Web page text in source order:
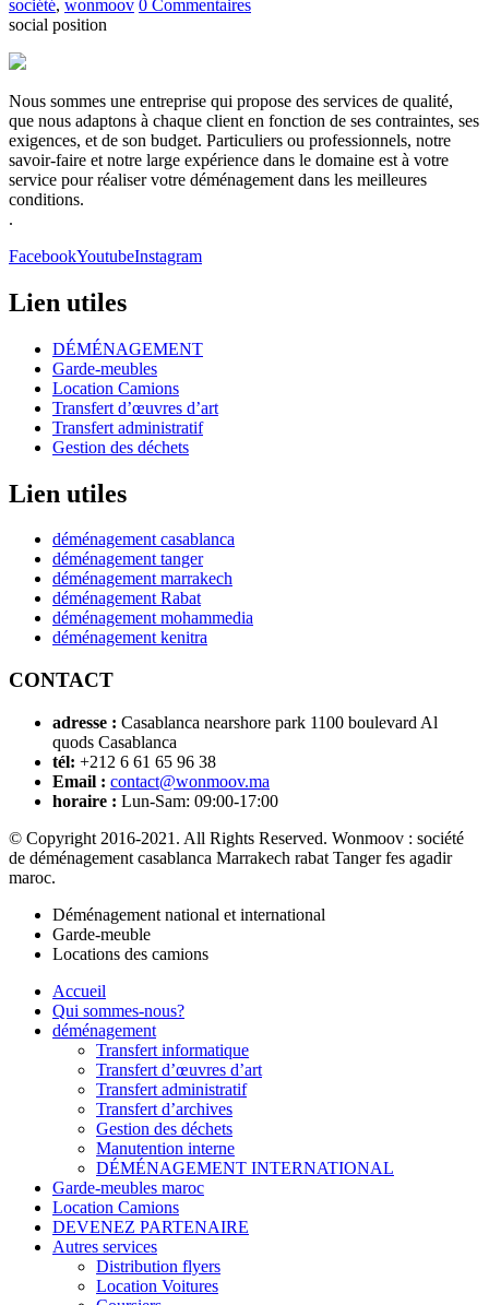
société, wonmoov 0 Commentaires
social position
Nous sommes une entreprise qui propose des services de qualité,
que nous adaptons à chaque client en fonction de ses contraintes, ses
exigences, et de son budget. Particuliers ou professionnels, notre
savoir-faire et notre large expérience dans le domaine est à votre
service pour réaliser votre déménagement dans les meilleures
conditions.
.
FacebookYoutubeInstagram
Lien utiles
DÉMÉNAGEMENT
Garde-meubles
Location Camions
Transfert d’œuvres d’art
Transfert administratif
Gestion des déchets
Lien utiles
déménagement casablanca
déménagement tanger
déménagement marrakech
déménagement Rabat
déménagement mohammedia
déménagement kenitra
CONTACT
adresse : Casablanca nearshore park 1100 boulevard Al
quods Casablanca
tél: +212 6 61 65 96 38
Email : contact@wonmoov.ma
horaire : Lun-Sam: 09:00-17:00
© Copyright 2016-2021. All Rights Reserved. Wonmoov : société
de déménagement casablanca Marrakech rabat Tanger fes agadir
maroc.
Déménagement national et international
Garde-meuble
Locations des camions
Accueil
Qui sommes-nous?
déménagement
Transfert informatique
Transfert d’œuvres d’art
Transfert administratif
Transfert d’archives
Gestion des déchets
Manutention interne
DÉMÉNAGEMENT INTERNATIONAL
Garde-meubles maroc
Location Camions
DEVENEZ PARTENAIRE
Autres services
Distribution flyers
Location Voitures